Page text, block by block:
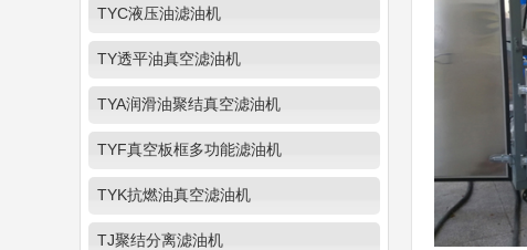
TYC液压油滤油机
TY透平油真空滤油机
TYA润滑油聚结真空滤油机
TYF真空板框多功能滤油机
TYK抗燃油真空滤油机
TJ聚结分离滤油机